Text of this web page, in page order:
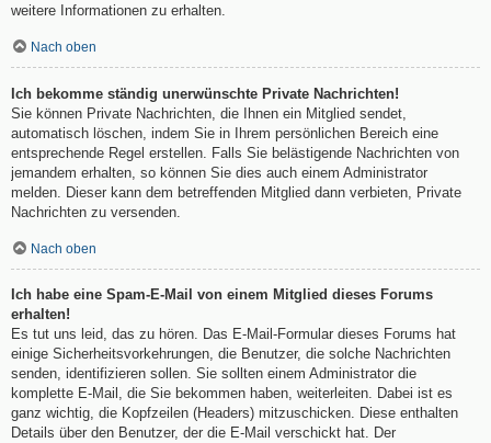
weitere Informationen zu erhalten.
Nach oben
Ich bekomme ständig unerwünschte Private Nachrichten!
Sie können Private Nachrichten, die Ihnen ein Mitglied sendet,
automatisch löschen, indem Sie in Ihrem persönlichen Bereich eine
entsprechende Regel erstellen. Falls Sie belästigende Nachrichten von
jemandem erhalten, so können Sie dies auch einem Administrator
melden. Dieser kann dem betreffenden Mitglied dann verbieten, Private
Nachrichten zu versenden.
Nach oben
Ich habe eine Spam-E-Mail von einem Mitglied dieses Forums
erhalten!
Es tut uns leid, das zu hören. Das E-Mail-Formular dieses Forums hat
einige Sicherheitsvorkehrungen, die Benutzer, die solche Nachrichten
senden, identifizieren sollen. Sie sollten einem Administrator die
komplette E-Mail, die Sie bekommen haben, weiterleiten. Dabei ist es
ganz wichtig, die Kopfzeilen (Headers) mitzuschicken. Diese enthalten
Details über den Benutzer, der die E-Mail verschickt hat. Der